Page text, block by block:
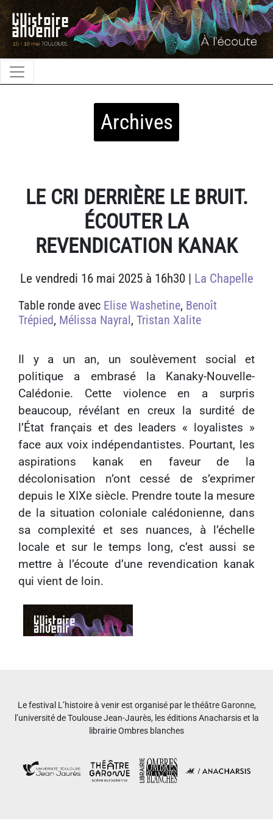
Archives
LE CRI DERRIÈRE LE BRUIT.
ÉCOUTER LA
REVENDICATION KANAK
Le vendredi 16 mai 2025 à 16h30 | La Chapelle
Table ronde avec Elise Washetine, Benoît
Trépied, Mélissa Nayral , Tristan Xalite
Il y a un an, un soulèvement social et
politique a embrasé la Kanaky-Nouvelle-
Calédonie. Cette violence en a surpris
beaucoup, révélant en creux la surdité de
l’État français et des leaders « loyalistes »
face aux voix indépendantistes. Pourtant, les
aspirations kanak en faveur de la
décolonisation n’ont cessé de s’exprimer
depuis le XIXe siècle. Prendre toute la mesure
de la situation coloniale calédonienne, dans
sa complexité et ses nuances, à l’échelle
locale et sur le temps long, c’est aussi se
mettre à l’écoute d’une revendication kanak
qui vient de loin.
Le festival L’histoire à venir est organisé par le théâtre Garonne,
l’université de Toulouse Jean-Jaurès, les éditions Anacharsis et la
librairie Ombres blanches